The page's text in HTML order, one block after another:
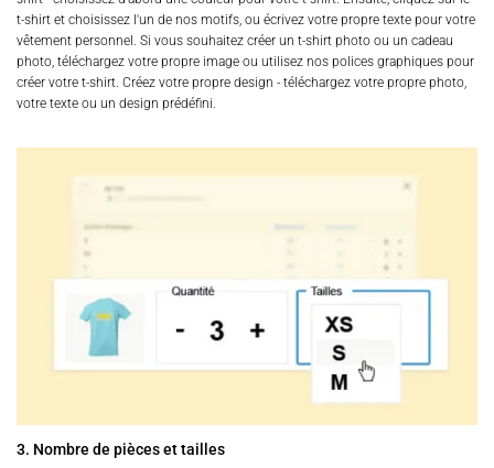
t-shirt et choisissez l'un de nos motifs, ou écrivez votre propre texte pour votre
vêtement personnel. Si vous souhaitez créer un t-shirt photo ou un cadeau
photo, téléchargez votre propre image ou utilisez nos polices graphiques pour
créer votre t-shirt. Créez votre propre design - téléchargez votre propre photo,
votre texte ou un design prédéfini.
3. Nombre de pièces et tailles